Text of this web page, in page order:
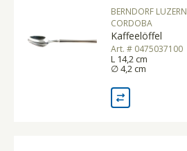
BERNDORF LUZERN
CORDOBA
Kaffeelöffel
Art. # 0475037100
L 14,2 cm
∅ 4,2 cm